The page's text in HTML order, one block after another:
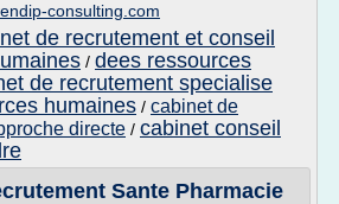
consulting.com
de recrutement et conseil
/ dees ressources
de recrutement specialise
humaines / cabinet de
directe / cabinet conseil
Sante Pharmacie